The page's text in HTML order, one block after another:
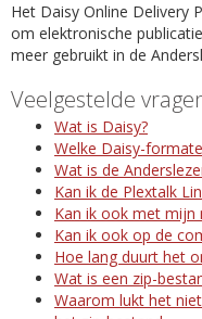
Het Daisy Online Delivery
om elektronische
meer gebruikt in de
Veelgestelde
Wat is Daisy?
Welke Daisy-
Wat is de
Kan ik de Plextalk
Kan ik ook met mijn
Kan ik ook op de
Hoe lang duurt het
Wat is een zip-
Waarom lukt het